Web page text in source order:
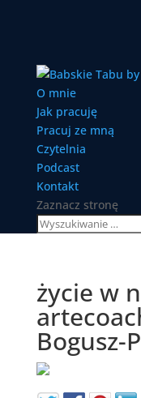
O mnie
Jak pracuję
Pracuj ze mną
Czytelnia
Podcast
Kontakt
Zaznacz stronę
życie w
Bogusz-